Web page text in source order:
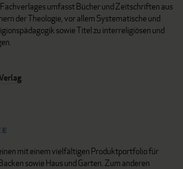
umfasst Bücher und Zeitschriften aus
der Theologie, vor allem Systematische und
sowie Titel zu interreligiösen und
mit einem vielfältigen Produktportfolio für
sowie Haus und Garten. Zum anderen